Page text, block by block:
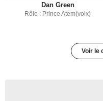
Dan Green
Rôle : Prince Atem(voix)
Voir le